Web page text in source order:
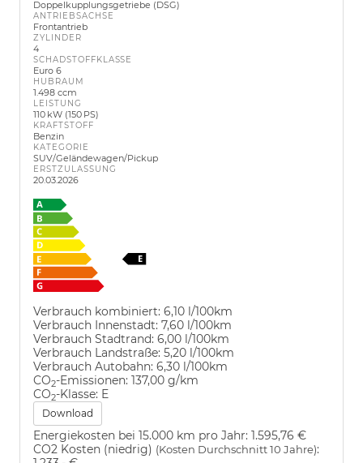
Doppelkupplungsgetriebe (DSG)
ANTRIEBSACHSE
Frontantrieb
ZYLINDER
4
SCHADSTOFFKLASSE
Euro 6
HUBRAUM
1.498 ccm
LEISTUNG
110 kW (150 PS)
KRAFTSTOFF
Benzin
KATEGORIE
SUV/Geländewagen/Pickup
ERSTZULASSUNG
20.03.2026
Verbrauch kombiniert: 6,10 l/100km
Verbrauch Innenstadt: 7,60 l/100km
Verbrauch Stadtrand: 6,00 l/100km
Verbrauch Landstraße: 5,20 l/100km
Verbrauch Autobahn: 6,30 l/100km
CO2-Emissionen: 137,00 g/km
CO2-Klasse: E
Download
Energiekosten bei 15.000 km pro Jahr: 1.595,76 €
CO2 Kosten (niedrig) (Kosten Durchschnitt 10 Jahre):